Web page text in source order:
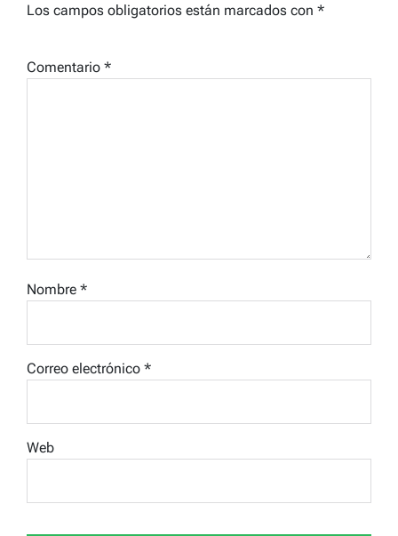
Los campos obligatorios están marcados con *
Comentario *
Nombre *
Correo electrónico *
Web